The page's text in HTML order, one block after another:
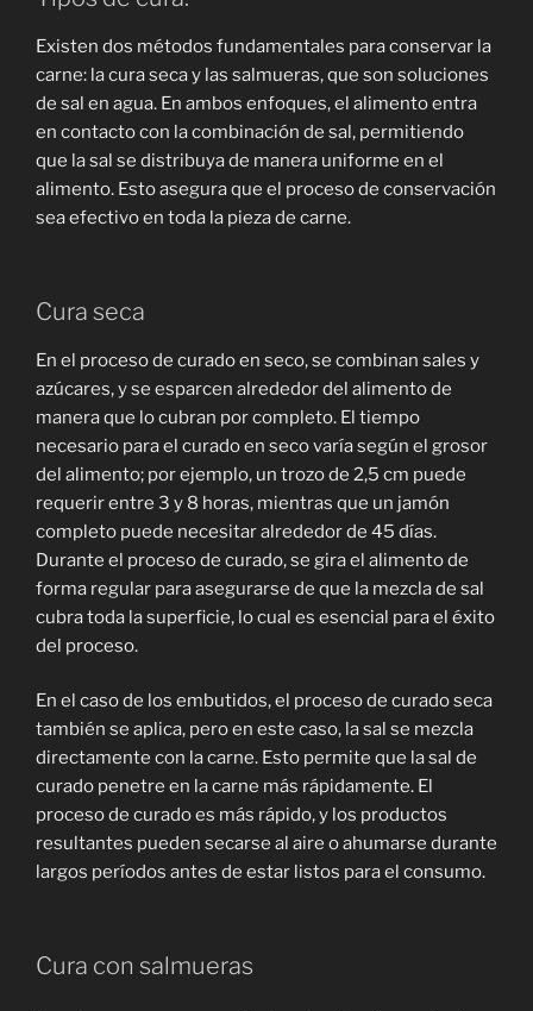
Existen dos métodos fundamentales para conservar la
carne: la cura seca y las salmueras, que son soluciones
de sal en agua. En ambos enfoques, el alimento entra
en contacto con la combinación de sal, permitiendo
que la sal se distribuya de manera uniforme en el
alimento. Esto asegura que el proceso de conservación
sea efectivo en toda la pieza de carne.
Cura seca
En el proceso de curado en seco, se combinan sales y
azúcares, y se esparcen alrededor del alimento de
manera que lo cubran por completo. El tiempo
necesario para el curado en seco varía según el grosor
del alimento; por ejemplo, un trozo de 2,5 cm puede
requerir entre 3 y 8 horas, mientras que un jamón
completo puede necesitar alrededor de 45 días.
Durante el proceso de curado, se gira el alimento de
forma regular para asegurarse de que la mezcla de sal
cubra toda la superficie, lo cual es esencial para el éxito
del proceso.
En el caso de los embutidos, el proceso de curado seca
también se aplica, pero en este caso, la sal se mezcla
directamente con la carne. Esto permite que la sal de
curado penetre en la carne más rápidamente. El
proceso de curado es más rápido, y los productos
resultantes pueden secarse al aire o ahumarse durante
largos períodos antes de estar listos para el consumo.
Cura con salmueras